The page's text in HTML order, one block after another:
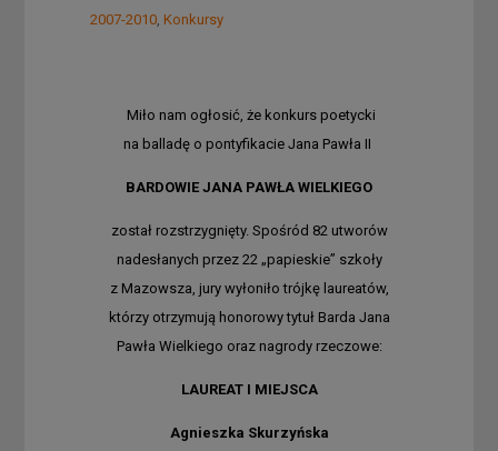
2007-2010, Konkursy
Miło nam ogłosić, że konkurs poetycki
na balladę o pontyfikacie Jana Pawła II
BARDOWIE JANA PAWŁA WIELKIEGO
został rozstrzygnięty. Spośród 82 utworów
nadesłanych przez 22 „papieskie” szkoły
z Mazowsza, jury wyłoniło trójkę laureatów,
którzy otrzymują honorowy tytuł Barda Jana
Pawła Wielkiego oraz nagrody rzeczowe:
LAUREAT I MIEJSCA
Agnieszka Skurzyńska